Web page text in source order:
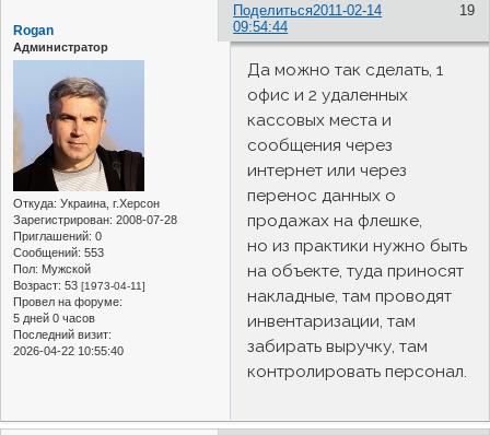
Поделиться 19
2011-02-14
09:54:44
Rogan
Администратор
Откуда: Украина, г.Херсон
Зарегистрирован: 2008-07-28
Приглашений: 0
Сообщений: 553
Пол: Мужской
Возраст: 53 [1973-04-11]
Провел на форуме:
5 дней 0 часов
Последний визит:
2026-04-22 10:55:40
Да можно так сделать, 1
офис и 2 удаленных
кассовых места и
сообщения через
интернет или через
перенос данных о
продажах на флешке,
но из практики нужно быть
на объекте, туда приносят
накладные, там проводят
инвентаризации, там
забирать выручку, там
контролировать персонал.